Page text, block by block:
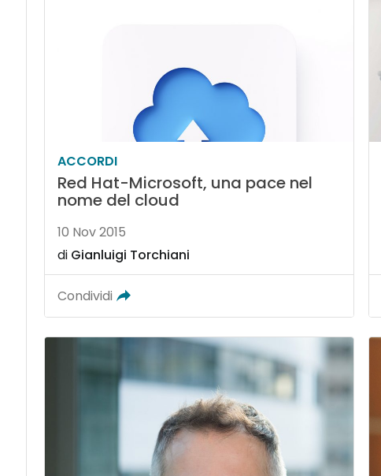
ACCORDI
Red Hat-Microsoft, una pace nel
nome del cloud
10 Nov 2015
di Gianluigi Torchiani
Condividi